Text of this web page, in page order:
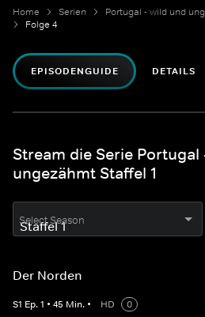
Home Serien Portugal - wild und
Folge 4
EPISODENGUIDE DETAILS
Stream die Serie Portugal
ungezähmt Staffel 1
Select Season
Der Norden
S1 Ep.1 • 45 Min. • HD
0